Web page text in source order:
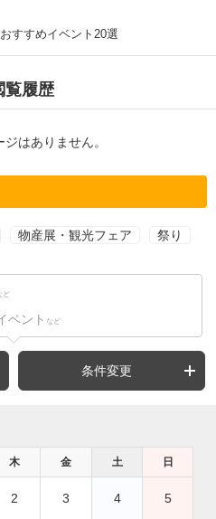
すすめイベント20選
覧履歴
はありません。
物産展・観光フェア 祭り
ど
ベント など
条件変更
木 金 土 日
2 3 4 5